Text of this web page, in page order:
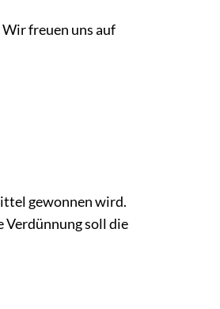
freuen uns auf
gewonnen wird.
Verdünnung soll die